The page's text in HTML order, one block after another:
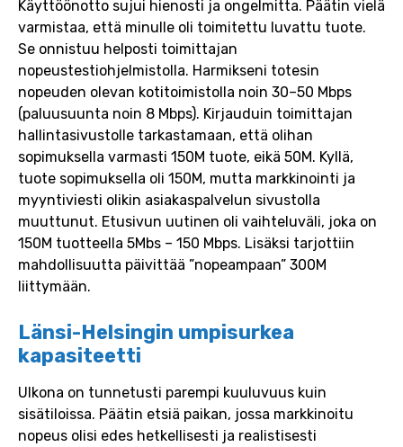
Käyttöönotto sujui hienosti ja ongelmitta. Päätin vielä
varmistaa, että minulle oli toimitettu luvattu tuote.
Se onnistuu helposti toimittajan
nopeustestiohjelmistolla. Harmikseni totesin
nopeuden olevan kotitoimistolla noin 30–50 Mbps
(paluusuunta noin 8 Mbps). Kirjauduin toimittajan
hallintasivustolle tarkastamaan, että olihan
sopimuksella varmasti 150M tuote, eikä 50M. Kyllä,
tuote sopimuksella oli 150M, mutta markkinointi ja
myyntiviesti olikin asiakaspalvelun sivustolla
muuttunut. Etusivun uutinen oli vaihteluväli, joka on
150M tuotteella 5Mbs – 150 Mbps. Lisäksi tarjottiin
mahdollisuutta päivittää ”nopeampaan” 300M
liittymään.
Länsi-Helsingin umpisurkea
kapasiteetti
Ulkona on tunnetusti parempi kuuluvuus kuin
sisätiloissa. Päätin etsiä paikan, jossa markkinoitu
nopeus olisi edes hetkellisesti ja realistisesti